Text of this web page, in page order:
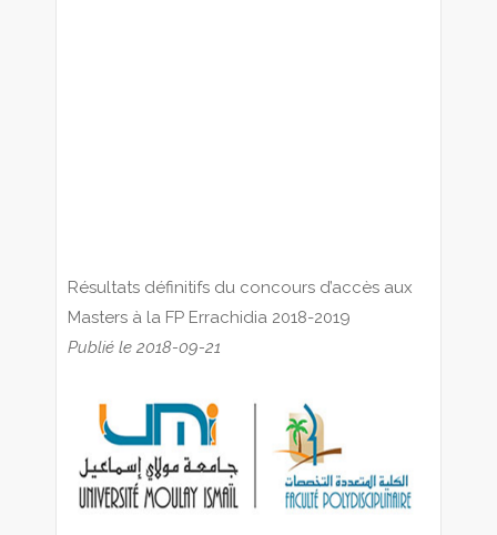
Résultats définitifs du concours d’accès aux
Masters à la FP Errachidia 2018-2019
Publié le 2018-09-21